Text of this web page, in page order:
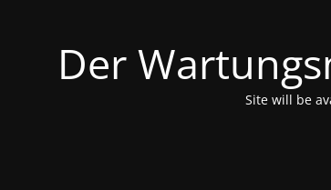
Der
Site will be